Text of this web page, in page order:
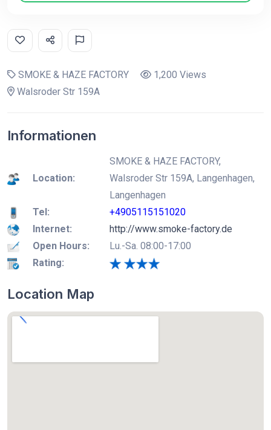
SMOKE & HAZE FACTORY
1,200 Views
Walsroder Str 159A
Informationen
Location:
SMOKE & HAZE FACTORY,
Walsroder Str 159A, Langenhagen,
Langenhagen
Tel:
+4905115151020
Internet:
http://www.smoke-factory.de
Open Hours:
Lu.-Sa. 08:00-17:00
Rating:
Location Map